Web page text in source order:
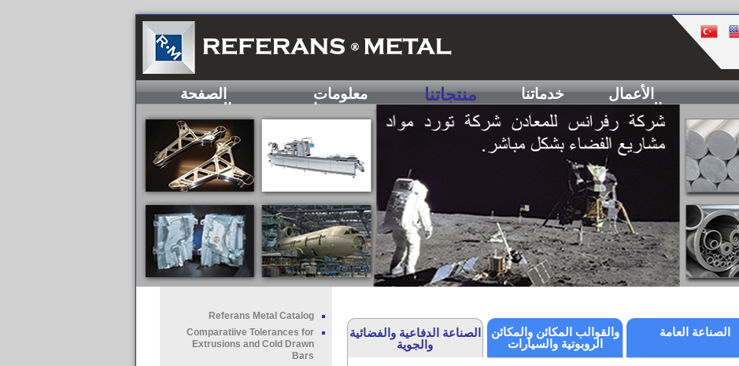
الصفحة
الرئيسية
معلومات
عنا
منتجاتنا خدماتنا
الأعمال
الهندسية
Referans Metal Catalog
Comparatiive Tolerances for
Extrusions and Cold Drawn
Bars
الصناعة الدفاعية والفضائية
والجوية
والقوالب المكائن والمكائن
الروبوتية والسيارات
الصناعة العامة